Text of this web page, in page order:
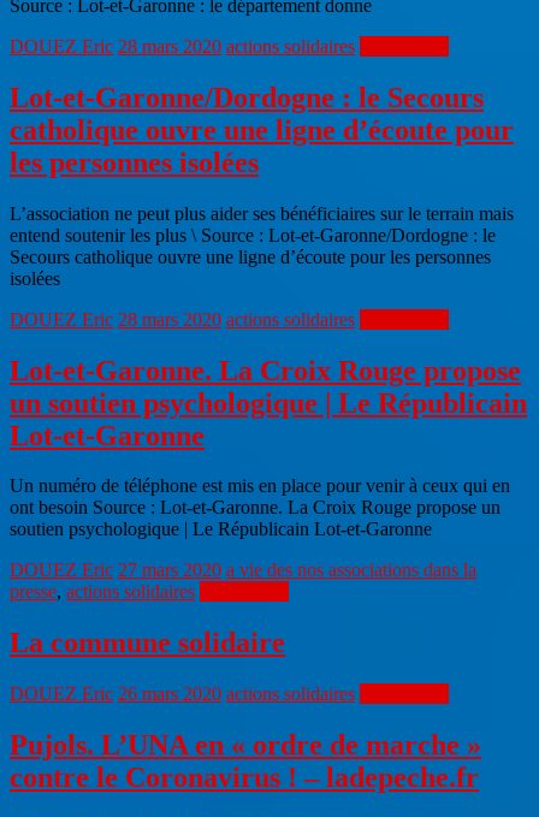
Source : Lot-et-Garonne : le département donne
DOUEZ Eric 28 mars 2020 actions solidaires
Lot-et-Garonne/Dordogne : le Secours
catholique ouvre une ligne d’écoute pour
les personnes isolées
L’association ne peut plus aider ses bénéficiaires sur le terrain mais
entend soutenir les plus \ Source : Lot-et-Garonne/Dordogne : le
Secours catholique ouvre une ligne d’écoute pour les personnes
isolées
DOUEZ Eric 28 mars 2020 actions solidaires
Lot-et-Garonne. La Croix Rouge propose
un soutien psychologique | Le Républicain
Lot-et-Garonne
Un numéro de téléphone est mis en place pour venir à ceux qui en
ont besoin Source : Lot-et-Garonne. La Croix Rouge propose un
soutien psychologique | Le Républicain Lot-et-Garonne
DOUEZ Eric 27 mars 2020 a vie des nos associations dans la
presse, actions solidaires
La commune solidaire
DOUEZ Eric 26 mars 2020 actions solidaires
Pujols. L’UNA en « ordre de marche »
contre le Coronavirus ! – ladepeche.fr